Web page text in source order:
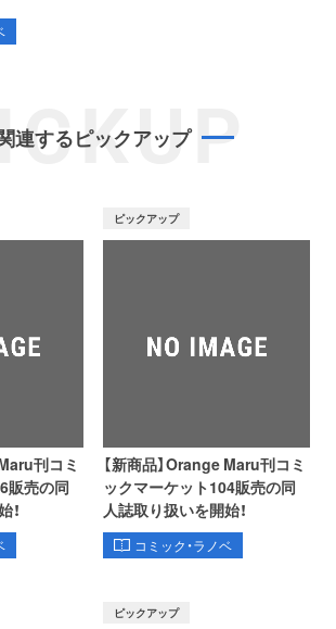
連するピックアップ
刊コミ
販売の同
！
ピックアップ
【新商品】Orange Maru刊コミ
ックマーケット104販売の同
人誌取り扱いを開始！
コミック・ラノベ
ピックアップ